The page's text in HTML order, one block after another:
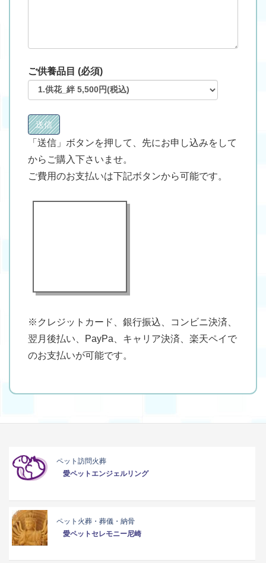
ご供養品目 (必須)
「送信」ボタンを押して、先にお申し込みをして
からご購入下さいませ。
ご費用のお支払いは下記ボタンから可能です。
※クレジットカード、銀行振込、コンビニ決済、
翌月後払い、PayPa、キャリア決済、楽天ペイで
のお支払いが可能です。
ペット訪問火葬
愛ペットエンジェルリング
ペット火葬・葬儀・納骨
愛ペットセレモニー尼崎